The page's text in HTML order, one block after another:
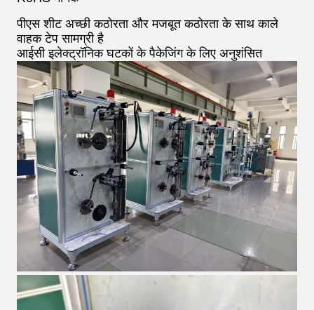
पीएस शीट अच्छी कठोरता और मजबूत कठोरता के साथ काले
वाहक टेप सामग्री है
आईसी इलेक्ट्रॉनिक घटकों के पैकेजिंग के लिए अनुशंसित